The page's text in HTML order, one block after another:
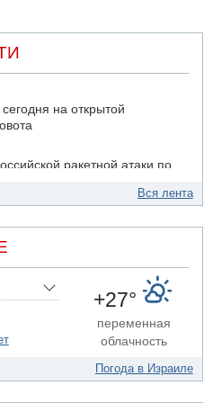
на открытой
ракетной атаки по
со взрывчаткой по
двое маленьких детей
Вся лента
+27°
переменная
облачность
Погода в Израиле